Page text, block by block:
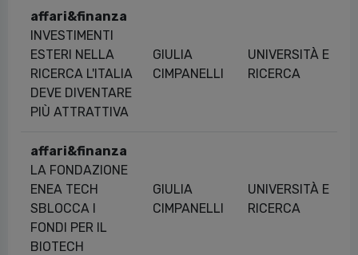
affari&finanza
INVESTIMENTI
ESTERI NELLA
RICERCA L'ITALIA
DEVE DIVENTARE
PIÙ ATTRATTIVA
GIULIA
CIMPANELLI
UNIVERSITÀ E
RICERCA
affari&finanza
LA FONDAZIONE
ENEA TECH
SBLOCCA I
FONDI PER IL
BIOTECH
GIULIA
CIMPANELLI
UNIVERSITÀ E
RICERCA